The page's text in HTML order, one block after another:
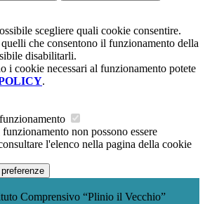
scegliere quali cookie consentire.
che consentono il funzionamento della
disabilitarli.
i cookie necessari al funzionamento potete
.
non possono essere
l'elenco nella pagina della cookie
Comprensivo “Plinio il Vecchio”